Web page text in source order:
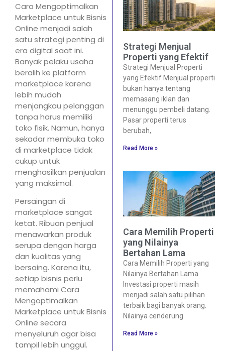
Cara Mengoptimalkan
Marketplace untuk Bisnis
Online menjadi salah
satu strategi penting di
era digital saat ini.
Banyak pelaku usaha
beralih ke platform
marketplace karena
lebih mudah
menjangkau pelanggan
tanpa harus memiliki
toko fisik. Namun, hanya
sekadar membuka toko
di marketplace tidak
cukup untuk
menghasilkan penjualan
yang maksimal.
Persaingan di
marketplace sangat
ketat. Ribuan penjual
menawarkan produk
serupa dengan harga
dan kualitas yang
bersaing. Karena itu,
setiap bisnis perlu
memahami Cara
Mengoptimalkan
Marketplace untuk Bisnis
Online secara
menyeluruh agar bisa
tampil lebih unggul.
Strategi Menjual
Properti yang Efektif
Strategi Menjual Properti
yang Efektif Menjual properti
bukan hanya tentang
memasang iklan dan
menunggu pembeli datang.
Pasar properti terus
berubah,
Read More »
Cara Memilih Properti
yang Nilainya
Bertahan Lama
Cara Memilih Properti yang
Nilainya Bertahan Lama
Investasi properti masih
menjadi salah satu pilihan
terbaik bagi banyak orang.
Nilainya cenderung
Read More »